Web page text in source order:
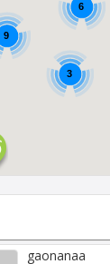
6
9
3
gaonanaa